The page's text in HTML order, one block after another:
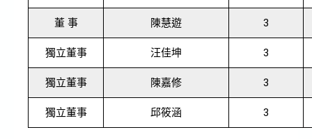
董 事 陳慧遊 3
獨立董事 汪佳坤 3
獨立董事 陳嘉修 3
獨立董事 邱筱涵 3